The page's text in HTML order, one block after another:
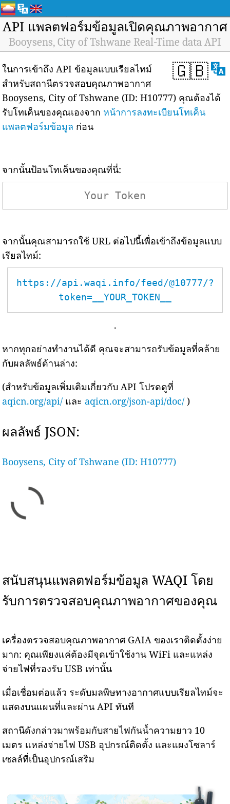
API แพลตฟอร์มข้อมูลเปิดคุณภาพอากาศ
Booysens, City of Tshwane Real-Time data API
🇬🇧
ในการเข้าถึง API ข้อมูลแบบเรียลไทม์
สำหรับสถานีตรวจสอบคุณภาพอากาศ
Booysens, City of Tshwane (ID: H10777) คุณต้องได้
รับโทเค็นของคุณเองจาก หน้าการลงทะเบียนโทเค็น
แพลตฟอร์มข้อมูล ก่อน
จากนั้นป้อนโทเค็นของคุณที่นี่:
จากนั้นคุณสามารถใช้ URL ต่อไปนี้เพื่อเข้าถึงข้อมูลแบบ
เรียลไทม์:
https://api.waqi.info/feed/@10777/?
token=__YOUR_TOKEN__
.
หากทุกอย่างทำงานได้ดี คุณจะสามารถรับข้อมูลที่คล้าย
กับผลลัพธ์ด้านล่าง:
(สำหรับข้อมูลเพิ่มเติมเกี่ยวกับ API โปรดดูที่
aqicn.org/api/ และ aqicn.org/json-api/doc/ )
ผลลัพธ์ JSON:
Booysens, City of Tshwane (ID: H10777)
สนับสนุนแพลตฟอร์มข้อมูล WAQI โดย
รับการตรวจสอบคุณภาพอากาศของคุณ
เครื่องตรวจสอบคุณภาพอากาศ GAIA ของเราติดตั้งง่าย
มาก: คุณเพียงแค่ต้องมีจุดเข้าใช้งาน WiFi และแหล่ง
จ่ายไฟที่รองรับ USB เท่านั้น
เมื่อเชื่อมต่อแล้ว ระดับมลพิษทางอากาศแบบเรียลไทม์จะ
แสดงบนแผนที่และผ่าน API ทันที
สถานีดังกล่าวมาพร้อมกับสายไฟกันน้ำความยาว 10
เมตร แหล่งจ่ายไฟ USB อุปกรณ์ติดตั้ง และแผงโซลาร์
เซลล์ที่เป็นอุปกรณ์เสริม